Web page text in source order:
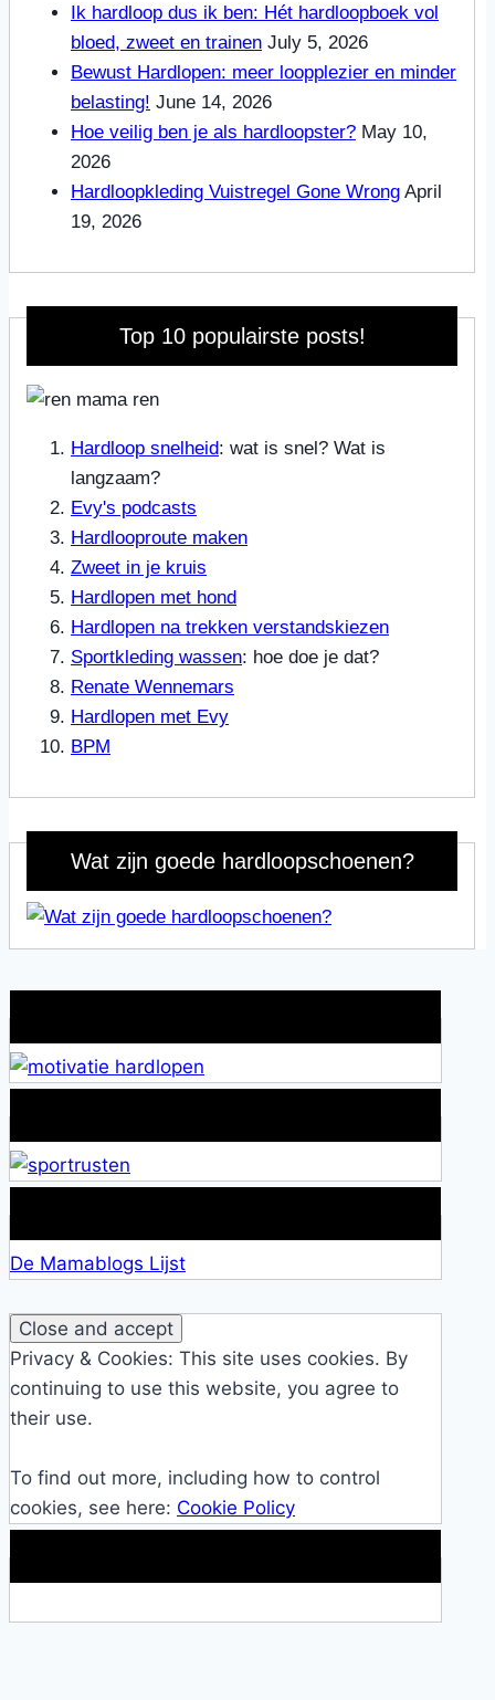
Ik hardloop dus ik ben: Hét hardloopboek vol
bloed, zweet en trainen July 5, 2026
Bewust Hardlopen: meer loopplezier en minder
belasting! June 14, 2026
Hoe veilig ben je als hardloopster? May 10,
2026
Hardloopkleding Vuistregel Gone Wrong April
19, 2026
Top 10 populairste posts!
Hardloop snelheid: wat is snel? Wat is
langzaam?
Evy's podcasts
Hardlooproute maken
Zweet in je kruis
Hardlopen met hond
Hardlopen na trekken verstandskiezen
Sportkleding wassen: hoe doe je dat?
Renate Wennemars
Hardlopen met Evy
BPM
Wat zijn goede hardloopschoenen?
De Mamablogs Lijst
Privacy & Cookies: This site uses cookies. By
continuing to use this website, you agree to
their use.
To find out more, including how to control
cookies, see here: Cookie Policy